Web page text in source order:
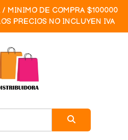
/ MINIMO DE COMPRA $100000
PRECIOS NO INCLUYEN IVA